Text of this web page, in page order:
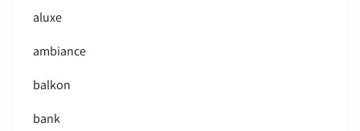
aluxe
ambiance
balkon
bank